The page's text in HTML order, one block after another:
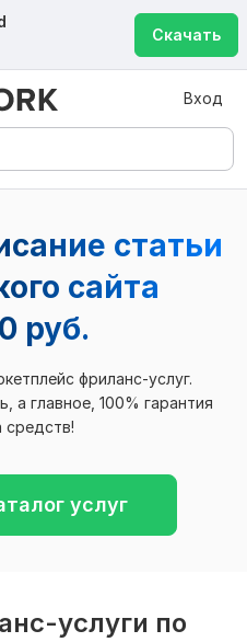
Скачать
Вход
статьи
сайта
руб.
фриланс-услуг.
а главное, 100% гарантия
средств!
услуг
услуги по